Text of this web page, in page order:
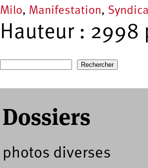
Milo, Manifestation,
Hauteur : 2998
Formulaire de
Dossiers
photos diverses